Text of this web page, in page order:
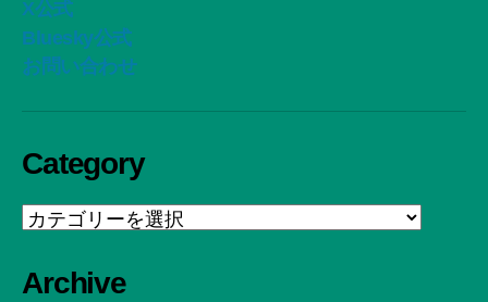
X公式
Bluesky公式
お問い合わせ
Category
Category
Archive